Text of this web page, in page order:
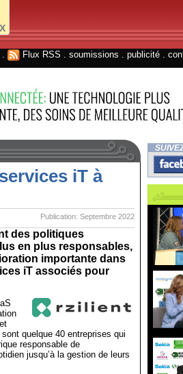
X
. Flux RSS soumissions publicité
iT à
Publication: Septembre 2022
des politiques
en plus responsables,
importante dans
iT associés pour
quelque 40 entreprises qui
responsable de
jusqu’à la gestion de leurs